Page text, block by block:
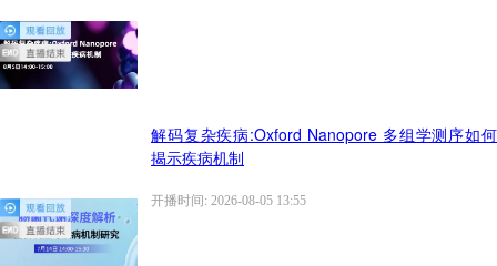
解码复杂疾病:Oxford Nanopore 多组学测序如何
揭示疾病机制
开播时间: 2026-08-05 13:55